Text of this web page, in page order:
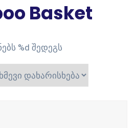
Basket
%d შედეგს